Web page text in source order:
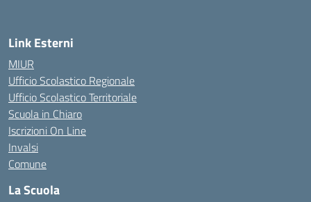
Link Esterni
MIUR
Ufficio Scolastico Regionale
Ufficio Scolastico Territoriale
Scuola in Chiaro
Iscrizioni On Line
Invalsi
Comune
La Scuola